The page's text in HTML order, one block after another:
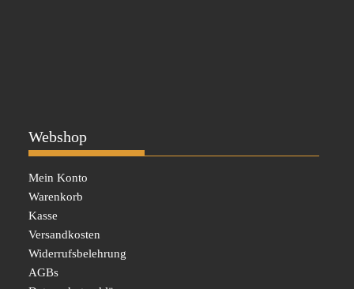
Webshop
Mein Konto
Warenkorb
Kasse
Versandkosten
Widerrufsbelehrung
AGBs